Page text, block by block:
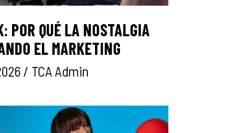
POR QUÉ LA NOSTALGIA
EL MARKETING
TCA Admin